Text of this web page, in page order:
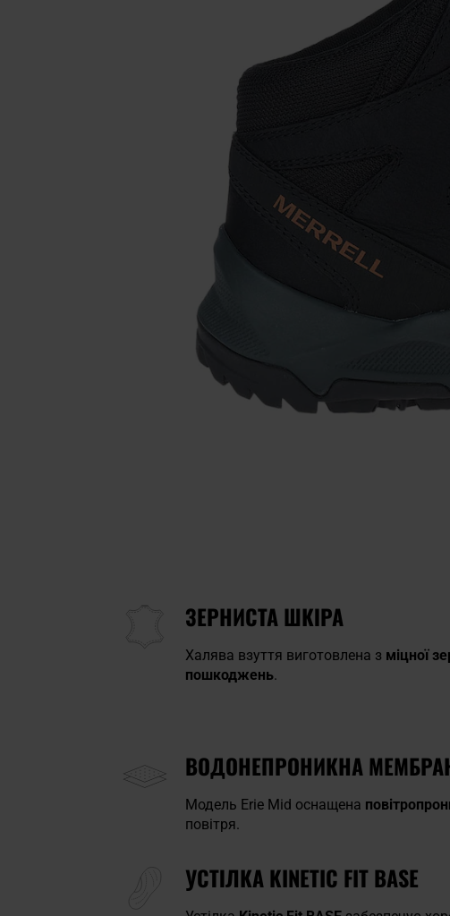
ЗЕРНИСТА ШКІРА
Халява взуття виготовлена з міцної
пошкоджень.
ВОДОНЕПРОНИКНА
Модель Erie Mid оснащена
повітря.
УСТІЛКА KINETIC FIT BASE